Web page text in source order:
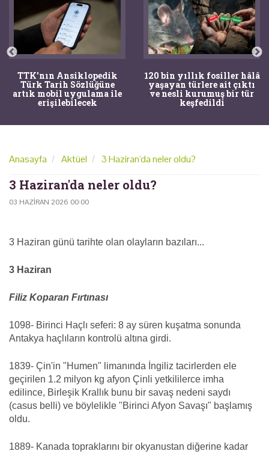
TTK'nın Ansiklopedik
Türk Tarih Sözlüğüne
artık mobil uygulama ile
erişilebilecek
120 bin yıllık fosiller hâlâ
yaşayan türlere ait çıktı
ve nesli kurumuş bir tür
keşfedildi
Anasayfa Aktüel 3 Haziran'da neler oldu?
3 Haziran'da neler oldu?
03 HAZIRAN 2026 00:00
3 Haziran günü tarihte olan olayların bazıları...
3 Haziran
Filiz Koparan Fırtınası
1098- Birinci Haçlı seferi: 8 ay süren kuşatma sonunda
Antakya haçlıların kontrolü altına girdi.
1839- Çin'in "Humen" limanında İngiliz tacirlerden ele
geçirilen 1.2 milyon kg afyon Çinli yetkililerce imha
edilince, Birleşik Krallık bunu bir savaş nedeni saydı
(casus belli) ve böylelikle "Birinci Afyon Savaşı" başlamış
oldu.
1889- Kanada topraklarını bir okyanustan diğerine kadar